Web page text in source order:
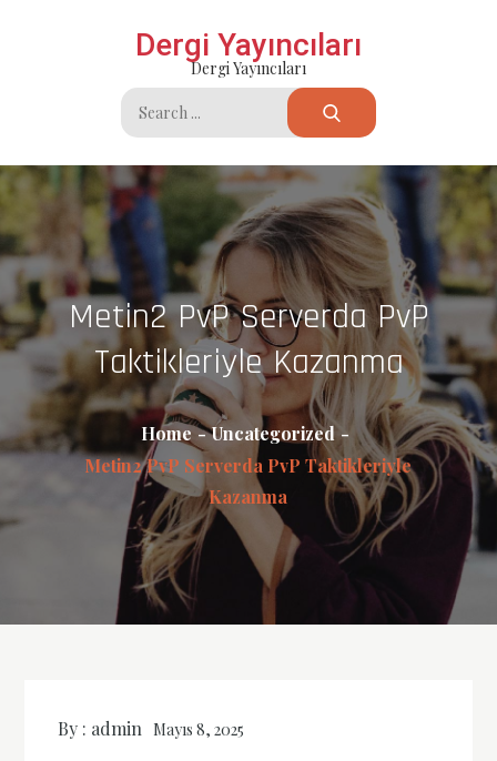
Dergi Yayıncıları
Dergi Yayıncıları
Search
for:
Metin2 PvP Serverda PvP
Taktikleriyle Kazanma
Home
Uncategorized
Metin2 PvP Serverda PvP Taktikleriyle
Kazanma
By : admin Mayıs 8, 2025